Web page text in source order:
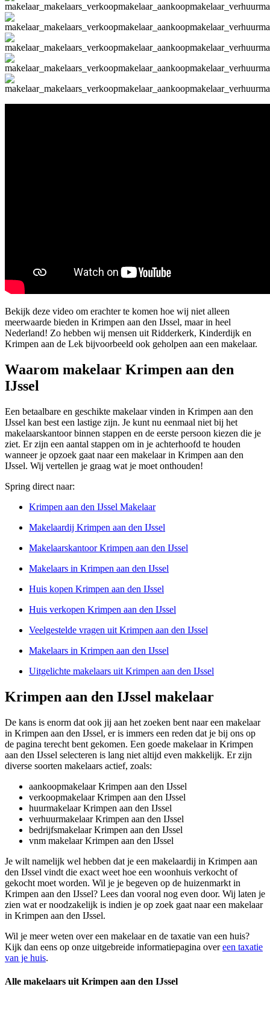
Bekijk deze video om erachter te komen hoe wij niet alleen
meerwaarde bieden in Krimpen aan den IJssel, maar in heel
Nederland! Zo hebben wij mensen uit Ridderkerk, Kinderdijk en
Krimpen aan de Lek bijvoorbeeld ook geholpen aan een makelaar.
Waarom makelaar Krimpen aan den
IJssel
Een betaalbare en geschikte makelaar vinden in Krimpen aan den
IJssel kan best een lastige zijn. Je kunt nu eenmaal niet bij het
makelaarskantoor binnen stappen en de eerste persoon kiezen die je
ziet. Er zijn een aantal stappen om in je achterhoofd te houden
wanneer je opzoek gaat naar een makelaar in Krimpen aan den
IJssel. Wij vertellen je graag wat je moet onthouden!
Spring direct naar:
Krimpen aan den IJssel Makelaar
Makelaardij Krimpen aan den IJssel
Makelaarskantoor Krimpen aan den IJssel
Makelaars in Krimpen aan den IJssel
Huis kopen Krimpen aan den IJssel
Huis verkopen Krimpen aan den IJssel
Veelgestelde vragen uit Krimpen aan den IJssel
Makelaars in Krimpen aan den IJssel
Uitgelichte makelaars uit Krimpen aan den IJssel
Krimpen aan den IJssel makelaar
De kans is enorm dat ook jij aan het zoeken bent naar een makelaar
in Krimpen aan den IJssel, er is immers een reden dat je bij ons op
de pagina terecht bent gekomen. Een goede makelaar in Krimpen
aan den IJssel selecteren is lang niet altijd even makkelijk. Er zijn
diverse soorten makelaars actief, zoals:
aankoopmakelaar Krimpen aan den IJssel
verkoopmakelaar Krimpen aan den IJssel
huurmakelaar Krimpen aan den IJssel
verhuurmakelaar Krimpen aan den IJssel
bedrijfsmakelaar Krimpen aan den IJssel
vnm makelaar Krimpen aan den IJssel
Je wilt namelijk wel hebben dat je een makelaardij in Krimpen aan
den IJssel vindt die exact weet hoe een woonhuis verkocht of
gekocht moet worden. Wil je je begeven op de huizenmarkt in
Krimpen aan den IJssel? Lees dan vooral nog even door. Wij laten je
zien wat er noodzakelijk is indien je op zoek gaat naar een makelaar
in Krimpen aan den IJssel.
Wil je meer weten over een makelaar en de taxatie van een huis?
Kijk dan eens op onze uitgebreide informatiepagina overeen taxatie
van je huis.
Alle makelaars uit Krimpen aan den IJssel